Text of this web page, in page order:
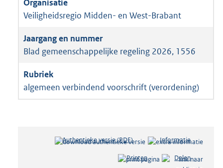
Veiligheidsregio Midden- en West-Brabant
Blad gemeenschappelijke regeling 2026, 1556
algemeen verbindend voorschrift (verordening)
Authentieke versie (PDF)b
s
Informatie
Printen Delen